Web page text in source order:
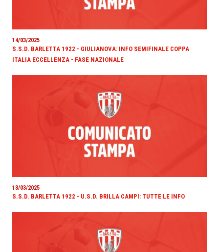
14/03/2025
S.S.D. BARLETTA 1922 - GIULIANOVA: INFO SEMIFINALE COPPA
ITALIA ECCELLENZA - FASE NAZIONALE
13/03/2025
S.S.D. BARLETTA 1922 - U.S.D. BRILLA CAMPI: TUTTE LE INFO